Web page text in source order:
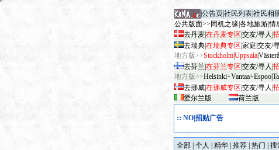
公告页社民列表社民相
公共版面>> 同机之缘各地旅游情
去丹麦在丹麦专区 交友/寻人
去瑞典在瑞典专区 家庭 交友/
地方版>>StockholmUppsalaVäster
去芬兰 在芬兰专区 交友/寻人
地方版>>Helsinki+Vantaa+Espoo
去挪威在挪威专区 交友/寻人
爱尔兰版
荷兰版
:: NO|招贴广告
全部 个人 精华 推荐 热门 搜